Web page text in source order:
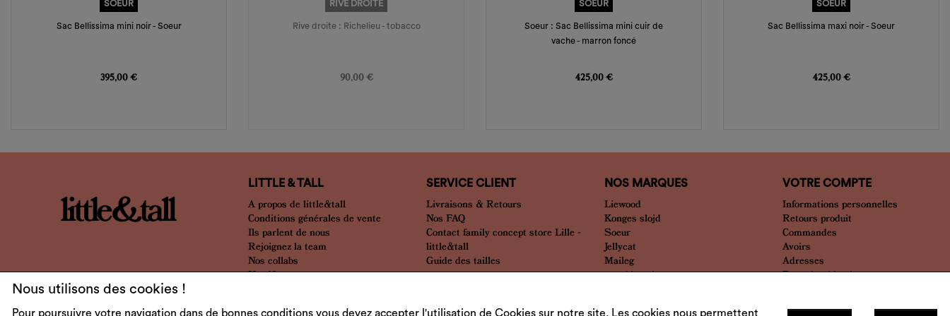
SOEUR
Sac Bellissima mini noir - Soeur
395,00 €
RIVE DROITE
Rive droite : Richelieu - tobacco
90,00 €
SOEUR
Soeur : Sac Bellissima mini cuir de
vache - marron foncé
425,00 €
SOEUR
Sac Bellissima maxi noir - Soeur
425,00 €
LITTLE & TALL
A propos de little&tall
Conditions générales de vente
Ils parlent de nous
Rejoignez la team
Nos collabs
Nos 10 ans
SERVICE CLIENT
Livraisons & Retours
Nos FAQ
Contact family concept store Lille -
little&tall
Guide des tailles
NOS MARQUES
Liewood
Konges slojd
Soeur
Jellycat
Maileg
... et bien plus
VOTRE COMPTE
Informations personnelles
Retours produit
Commandes
Avoirs
Adresses
Bons de réduction
Nous utilisons des cookies !
Pour poursuivre votre navigation dans de bonnes conditions vous devez accepter l'utilisation de Cookies sur notre site. Les cookies nous permettent